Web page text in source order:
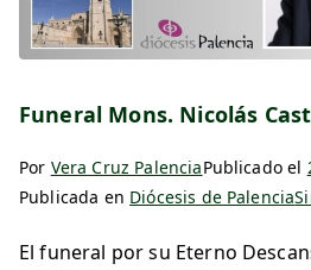
Funeral Mons. Nicolás
Por Vera Cruz PalenciaPublicado el
Publicada en Diócesis de Palencia
El funeral por su Eterno